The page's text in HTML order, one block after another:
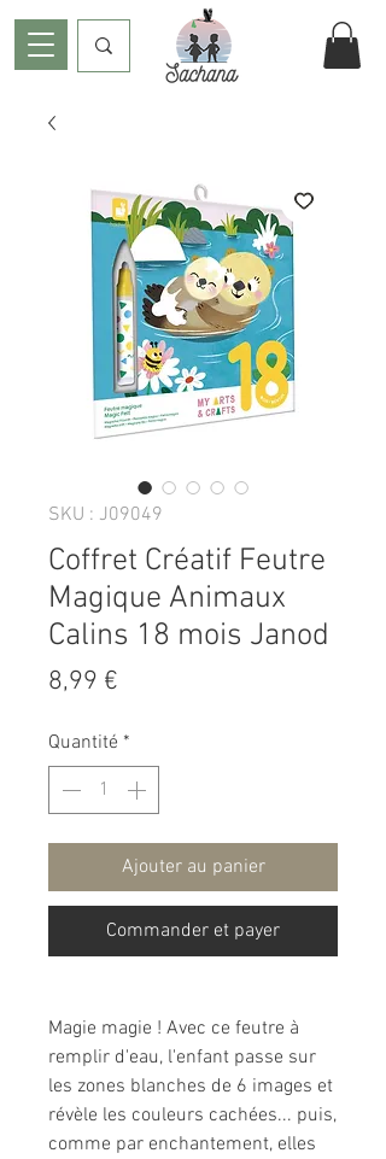
SKU : J09049
Coffret Créatif Feutre
Magique Animaux
Calins 18 mois Janod
8,99 €
Quantité *
Ajouter au panier
Commander et payer
Magie magie ! Avec ce feutre à
remplir d'eau, l'enfant passe sur
les zones blanches de 6 images et
révèle les couleurs cachées... puis,
comme par enchantement, elles